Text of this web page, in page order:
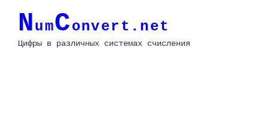
NumConvert.net
Цифры в различных системах счисления